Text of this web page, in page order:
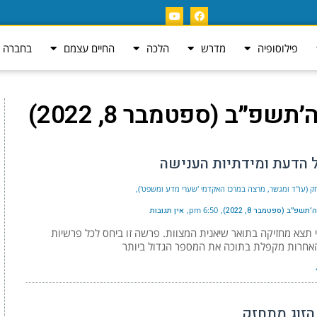
פילוסופיה מדרש הלכה החיים עצמם בחברה
(ספטמבר 8, 2022)
הדעת ומידתיות הענישה
(עו"ד ומגשר, מרצה במרכז האקדמי 'שערי מדע ומשפט')
(ספטמבר 8, 2022) 6:50 pm אין תגובות
מחזיקה בתואר שיאנית המצוות. פרשה זו ביחס לכל פרשיות
מקפלת בתוכה את המספר הגדול ביותר